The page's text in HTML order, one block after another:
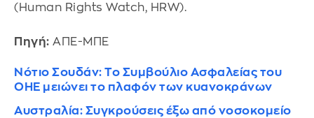
(Human Rights Watch, HRW).
Πηγή: ΑΠΕ-ΜΠΕ
Νότιο Σουδάν: Το Συμβούλιο Ασφαλείας του
ΟΗΕ μειώνει το πλαφόν των κυανοκράνων
Αυστραλία: Συγκρούσεις έξω από νοσοκομείο